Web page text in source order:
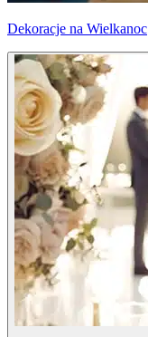
Dekoracje na Wielkanoc